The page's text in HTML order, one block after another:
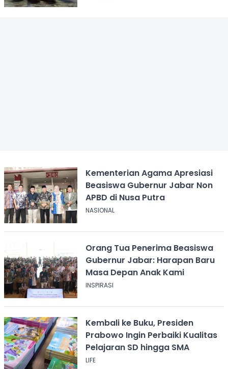
Kementerian Agama Apresiasi
Beasiswa Gubernur Jabar Non
APBD di Nusa Putra
NASIONAL
Orang Tua Penerima Beasiswa
Gubernur Jabar: Harapan Baru
Masa Depan Anak Kami
INSPIRASI
Kembali ke Buku, Presiden
Prabowo Ingin Perbaiki Kualitas
Pelajaran SD hingga SMA
LIFE